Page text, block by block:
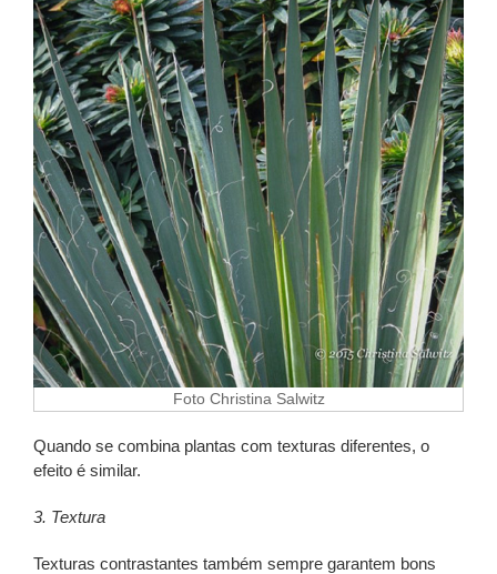
Foto Christina Salwitz
Quando se combina plantas com texturas diferentes, o
efeito é similar.
3. Textura
Texturas contrastantes também sempre garantem bons